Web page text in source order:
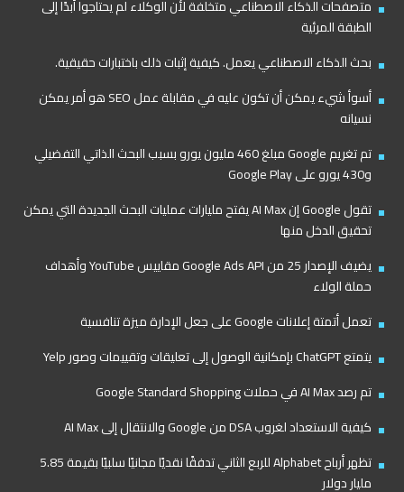
متصفحات الذكاء الاصطناعي متخلفة لأن الوكلاء لم يحتاجوا أبدًا إلى
الطبقة المرئية
بحث الذكاء الاصطناعي يعمل. كيفية إثبات ذلك باختبارات حقيقية.
أسوأ شيء يمكن أن تكون عليه في مقابلة عمل SEO هو أمر يمكن
نسيانه
تم تغريم Google مبلغ 460 مليون يورو بسبب البحث الذاتي التفضيلي
و430 يورو على Google Play
تقول Google إن AI Max يفتح مليارات عمليات البحث الجديدة التي يمكن
تحقيق الدخل منها
يضيف الإصدار 25 من Google Ads API مقاييس YouTube وأهداف
حملة الولاء
تعمل أتمتة إعلانات Google على جعل الإدارة ميزة تنافسية
يتمتع ChatGPT بإمكانية الوصول إلى تعليقات وتقييمات وصور Yelp
تم رصد AI Max في حملات Google Standard Shopping
كيفية الاستعداد لغروب DSA من Google والانتقال إلى AI Max
تظهر أرباح Alphabet للربع الثاني تدفقًا نقديًا مجانيًا سلبيًا بقيمة 5.85
مليار دولار